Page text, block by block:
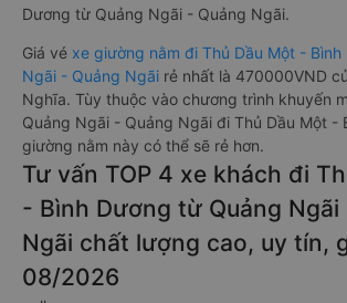
Dương từ Quảng Ngãi - Quảng Ngãi.
Giá vé xe giường nằm đi Thủ Dầu Một -
Ngãi - Quảng Ngãi rẻ nhất là 470000VND
Nghĩa. Tùy thuộc vào chương trình khuyến
Quảng Ngãi - Quảng Ngãi đi Thủ Dầu Một -
giường nằm này có thể sẽ rẻ hơn.
Tư vấn TOP 4 xe khách đi
- Bình Dương từ Quảng Ngãi
Ngãi chất lượng cao, uy tín,
08/2026